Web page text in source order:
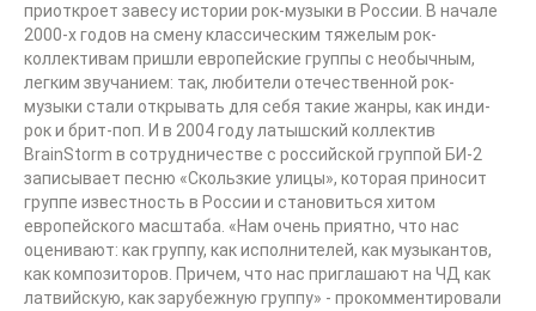
приоткроет завесу истории рок-музыки в России. В начале
2000-х годов на смену классическим тяжелым рок-
коллективам пришли европейские группы с необычным,
легким звучанием: так, любители отечественной рок-
музыки стали открывать для себя такие жанры, как инди-
рок и брит-поп. И в 2004 году латышский коллектив
BrainStorm в сотрудничестве с российской группой БИ-2
записывает песню «Скользкие улицы», которая приносит
группе известность в России и становиться хитом
европейского масштаба. «Нам очень приятно, что нас
оценивают: как группу, как исполнителей, как музыкантов,
как композиторов. Причем, что нас приглашают на ЧД как
латвийскую, как зарубежную группу» - прокомментировали